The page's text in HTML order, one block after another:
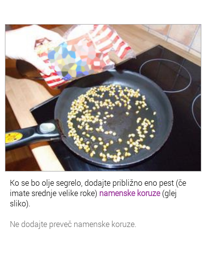
Ko se bo olje segrelo, dodajte približno eno pest (če
imate srednje velike roke) namenske koruze(glej
sliko).
Ne dodajte preveč namenske koruze.